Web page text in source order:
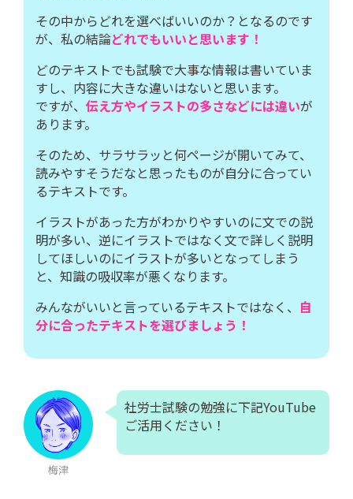
その中からどれを選べばいいのか？となるのです
が、私の結論どれでもいいと思います！
どのテキストでも試験で大事な情報は書いていま
すし、内容に大きな違いはないと思います。
ですが、 伝え方やイラストの多さなどには違いが
あります。
そのため、サラサラッと何ページが開いてみて、
読みやすそうだなと思ったものが自分に合ってい
るテキストです。
イラストがあった方がわかりやすいのに文での説
明が多い、逆にイラストではなく文で詳しく説明
してほしいのにイラストが多いとなってしまう
と、知識の吸収率が悪くなります。
みんながいいと言っているテキストではなく、 自
分に合ったテキストを選びましょう！
社労士試験の勉強に下記YouTube
ご活用ください！